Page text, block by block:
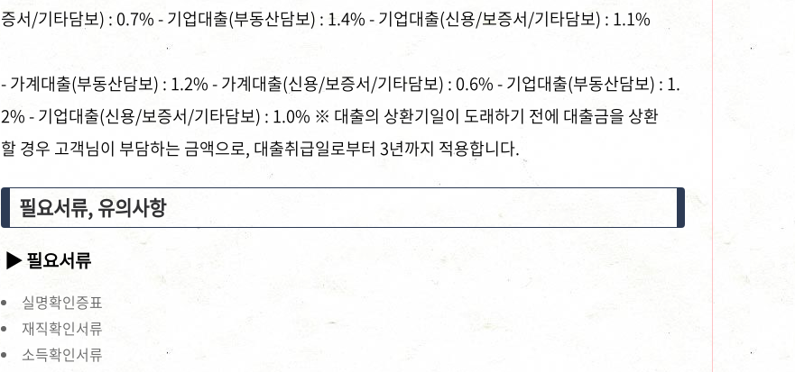
증서/기타담보) : 0.7% - 기업대출(부동산담보) : 1.4% - 기업대출(신용/보증서/기타담보) : 1.1%
- 가계대출(부동산담보) : 1.2% - 가계대출(신용/보증서/기타담보) : 0.6% - 기업대출(부동산담보) : 1.
2% - 기업대출(신용/보증서/기타담보) : 1.0% ※ 대출의 상환기일이 도래하기 전에 대출금을 상환
할 경우 고객님이 부담하는 금액으로, 대출취급일로부터 3년까지 적용합니다.
필요서류, 유의사항
▶ 필요서류
실명확인증표
재직확인서류
소득확인서류